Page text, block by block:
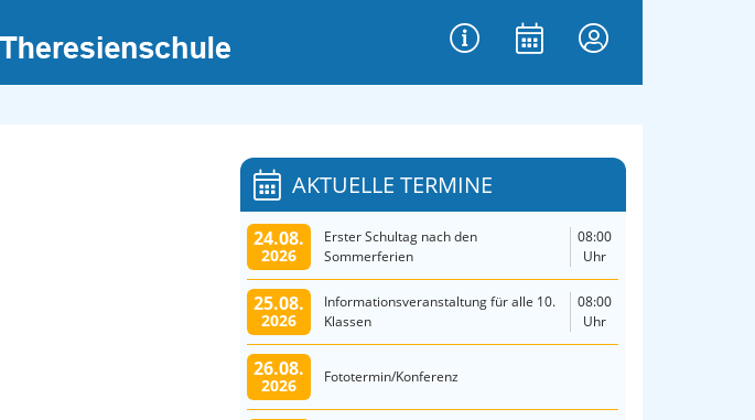
AKTUELLE TERMINE
24.08.
2026
Erster Schultag nach den
Sommerferien
08:00
Uhr
25.08.
2026
Informationsveranstaltung für alle 10.
Klassen
08:00
Uhr
26.08.
2026 Fototermin/Konferenz